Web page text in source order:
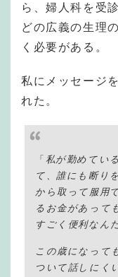
ら、婦人科を受
どの広義の生理
く必要がある。
私にメッセージ
れた。
「 私が勤めてい
て、誰にも断り
から取って服用
るお金があって
すごく便利なん
この歳になって
ついて話しにく